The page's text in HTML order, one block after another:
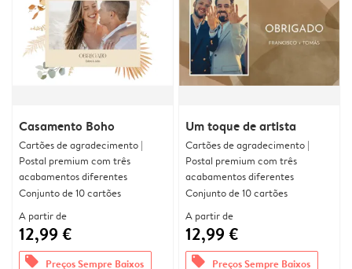
Casamento Boho
Cartões de agradecimento |
Postal premium com três
acabamentos diferentes
Conjunto de 10 cartões
A partir de
12,99 €
offers Preços Sempre Baixos
Um toque de artista
Cartões de agradecimento |
Postal premium com três
acabamentos diferentes
Conjunto de 10 cartões
A partir de
12,99 €
offers Preços Sempre Baixos